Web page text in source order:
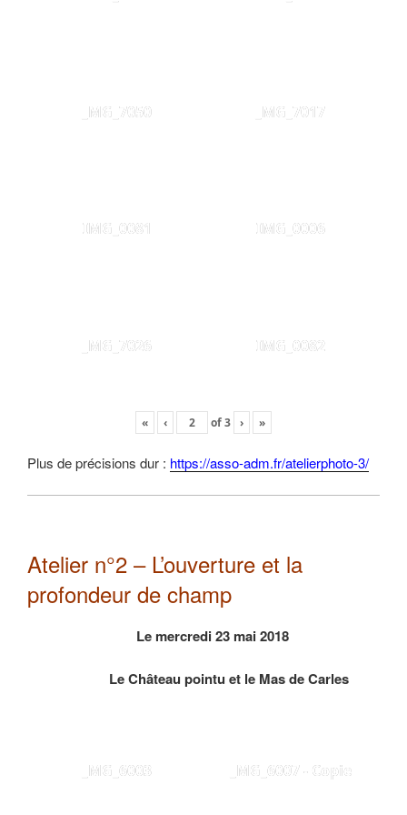
_MG_7050 _MG_7017
IMG_0081 IMG_0006
_MG_7026 IMG_0082
« ‹ of3 › »
Plus de précisions dur : https://asso-adm.fr/atelierphoto-3/
Atelier n°2 – L’ouverture et la
profondeur de champ
Le mercredi 23 mai 2018
Le Château pointu et le Mas de Carles
_MG_6003 _MG_6007 - Copie